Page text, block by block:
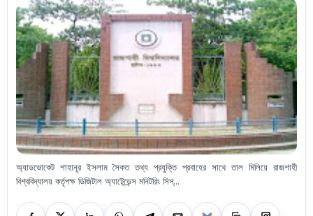
অ্যাডভোকেট শাহানূর ইসলাম সৈকত তথ্য প্রযুক্তি প্রবাহের সাথে তাল মিলিয়ে রাজশাহী
বিশ্ববিদ্যালয় কর্তৃপক্ষ ডিজিটাল অ্যাটেন্ডেন্স মনিটরিং সিস্...